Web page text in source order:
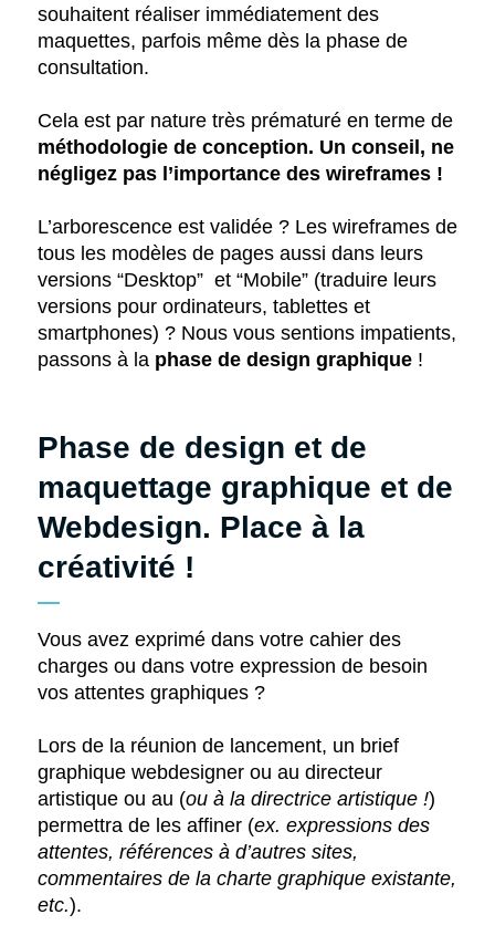
souhaitent réaliser immédiatement des
maquettes, parfois même dès la phase de
consultation.
Cela est par nature très prématuré en terme de
méthodologie de conception. Un conseil, ne
négligez pas l’importance des wireframes !
L’arborescence est validée ? Les wireframes de
tous les modèles de pages aussi dans leurs
versions “Desktop” et “Mobile” (traduire leurs
versions pour ordinateurs, tablettes et
smartphones) ? Nous vous sentions impatients,
passons à la phase de design graphique!
Phase de design et de
maquettage graphique et de
Webdesign. Place à la
créativité !
Vous avez exprimé dans votre cahier des
charges ou dans votre expression de besoin
vos attentes graphiques ?
Lors de la réunion de lancement, un brief
graphique webdesigner ou au directeur
artistique ou au (ou à la directrice artistique !)
permettra de les affiner (ex. expressions des
attentes, références à d’autres sites,
commentaires de la charte graphique existante,
etc.).